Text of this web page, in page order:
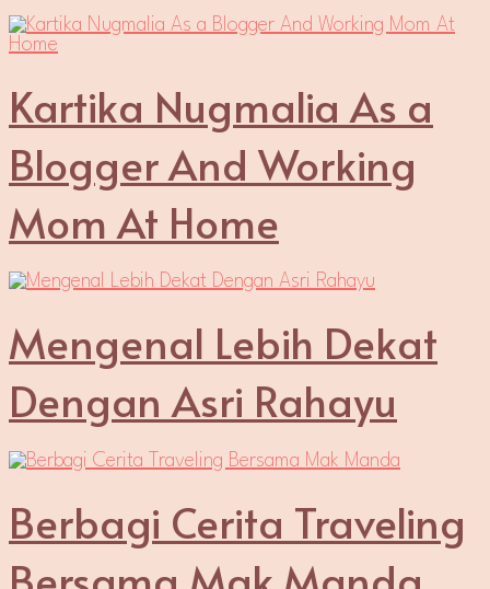
Kartika Nugmalia As a
Blogger And Working
Mom At Home
Mengenal Lebih Dekat
Dengan Asri Rahayu
Berbagi Cerita Traveling